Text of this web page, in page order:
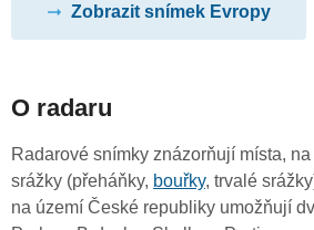
Zobrazit snímek Evropy
O radaru
Radarové snímky znázorňují místa,
srážky (přeháňky, bouřky, trvalé
na území České republiky umožňují